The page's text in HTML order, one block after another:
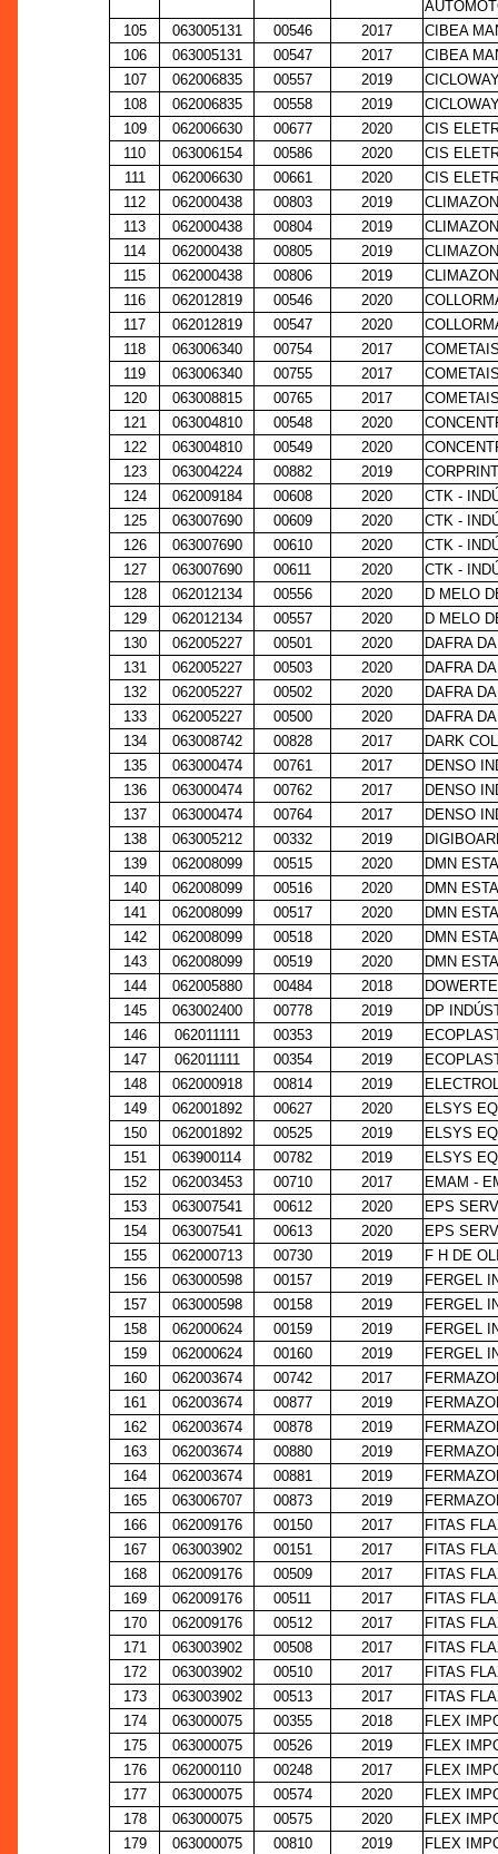
105
063005131 00546 2017
CIBEA
106
063005131 00547 2017
CIBEA
107
062006835 00557 2019
108
062006835 00558 2019
109
062006630 00677 2020
CIS
110
063006154 00586 2020
CIS
111
062006630 00661 2020
CIS
112
062000438 00803 2019
113
062000438 00804 2019
114
062000438 00805 2019
115
062000438 00806 2019
116
062012819 00546 2020
117
062012819 00547 2020
118
063006340 00754 2017
119
063006340 00755 2017
120
063008815 00765 2017
121
063004810 00548 2020
122
063004810 00549 2020
123
063004224 00882 2019
124
062009184 00608 2020
CTK -
125
063007690 00609 2020
CTK -
126
063007690 00610 2020
CTK -
127
063007690 00611 2020
CTK -
128
062012134 00556 2020
D MELO
129
062012134 00557 2020
D MELO
130
062005227 00501 2020
DAFRA
131
062005227 00503 2020
DAFRA
132
062005227 00502 2020
DAFRA
133
062005227 00500 2020
DAFRA
134
063008742 00828 2017
DARK
135
063000474 00761 2017
DENSO
136
063000474 00762 2017
DENSO
137
063000474 00764 2017
DENSO
138
063005212 00332 2019
139
062008099 00515 2020
DMN
140
062008099 00516 2020
DMN
141
062008099 00517 2020
DMN
142
062008099 00518 2020
DMN
143
062008099 00519 2020
DMN
144
062005880 00484 2018
145
063002400 00778 2019
DP
146
062011111 00353 2019
147
062011111 00354 2019
148
062000918 00814 2019
149
062001892 00627 2020
ELSYS
150
062001892 00525 2019
ELSYS
151
063900114 00782 2019
ELSYS
152
062003453 00710 2017
EMAM -
153
063007541 00612 2020
EPS
154
063007541 00613 2020
EPS
155
062000713 00730 2019
F H DE
156
063000598 00157 2019
FERGEL
157
063000598 00158 2019
FERGEL
158
062000624 00159 2019
FERGEL
159
062000624 00160 2019
FERGEL
160
062003674 00742 2017
161
062003674 00877 2019
162
062003674 00878 2019
163
062003674 00880 2019
164
062003674 00881 2019
165
063006707 00873 2019
166
062009176 00150 2017
FITAS
167
063003902 00151 2017
FITAS
168
062009176 00509 2017
FITAS
169
062009176 00511 2017
FITAS
170
062009176 00512 2017
FITAS
171
063003902 00508 2017
FITAS
172
063003902 00510 2017
FITAS
173
063003902 00513 2017
FITAS
174
063000075 00355 2018
FLEX
175
063000075 00526 2019
FLEX
176
062000110 00248 2017
FLEX
177
063000075 00574 2020
FLEX
178
063000075 00575 2020
FLEX
179
063000075 00810 2019
FLEX